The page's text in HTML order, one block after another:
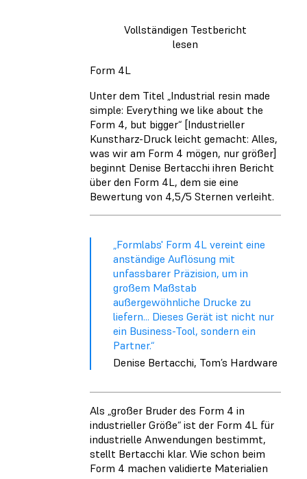
Vollständigen Testbericht
lesen
Form 4L
Unter dem Titel „Industrial resin made
simple: Everything we like about the
Form 4, but bigger“ [Industrieller
Kunstharz-Druck leicht gemacht: Alles,
was wir am Form 4 mögen, nur größer]
beginnt Denise Bertacchi ihren Bericht
über den Form 4L, dem sie eine
Bewertung von 4,5/5 Sternen verleiht.
„Formlabs' Form 4L vereint eine
anständige Auflösung mit
unfassbarer Präzision, um in
großem Maßstab
außergewöhnliche Drucke zu
liefern... Dieses Gerät ist nicht nur
ein Business-Tool, sondern ein
Partner.“
Denise Bertacchi, Tom’s Hardware
Als „großer Bruder des Form 4 in
industrieller Größe“ ist der Form 4L für
industrielle Anwendungen bestimmt,
stellt Bertacchi klar. Wie schon beim
Form 4 machen validierte Materialien